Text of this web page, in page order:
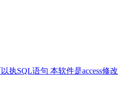
执SQL语句 本软件是access